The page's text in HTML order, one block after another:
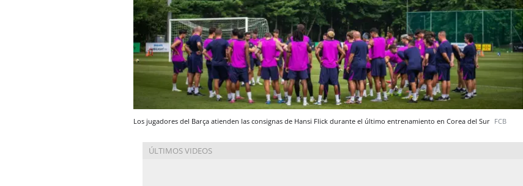
Los jugadores del Barça atienden las consignas de Hansi Flick durante el último entrenamiento en Corea del Sur FCB